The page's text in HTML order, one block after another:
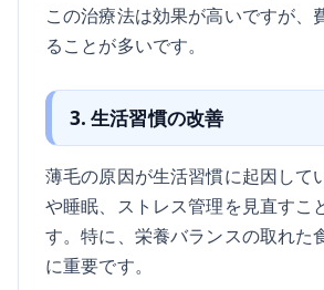
この治療法は効果が高いですが、
ることが多いです。
3. 生活習慣の改善
薄毛の原因が生活習慣に起因して
や睡眠、ストレス管理を見直すこ
す。特に、栄養バランスの取れた
に重要です。